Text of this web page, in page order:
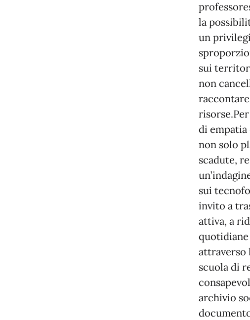
la
un
sui
non
di
non solo
scadute,
sui
invito a
attiva, a
quotidiane
attraverso
scuola di
archivio